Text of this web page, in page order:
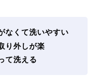
なくて洗いやすい
り外しが楽
て洗える